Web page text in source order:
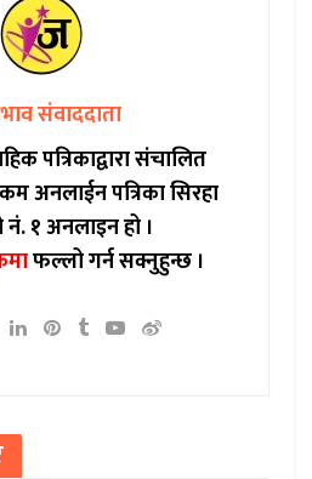
संवाददाता
पत्रिकाद्वारा संचालित
अनलाईन पत्रिका सिरहा
१ अनलाइन हो ।
फल्लो गर्न सक्नुहुन्छ ।